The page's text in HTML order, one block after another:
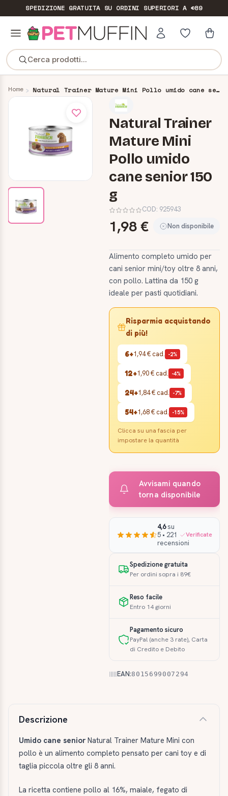
SPEDIZIONE GRATUITASU ORDINI SUPERIORI A €89
Cerca prodotti...
Home Natural Trainer Mature Mini Pollo umido cane senior 150 g
Natural Trainer
Mature Mini
Pollo umido
cane senior 150
g
COD: 925943
1,98 € Non disponibile
Alimento completo umido per
cani senior mini/toy oltre 8 anni,
con pollo. Lattina da 150 g
ideale per pasti quotidiani.
Risparmia acquistando
di più!
6+1,94 €cad. -2%
12+1,90 €cad. -4%
24+1,84 €cad. -7%
54+1,68 €cad. -15%
Clicca su una fascia per
impostare la quantità
Avvisami quando
torna disponibile
4,6su
5 • 221
recensioni
Verificate
Spedizione gratuita
Per ordini sopra i 89€
Reso facile
Entro 14 giorni
Pagamento sicuro
PayPal (anche 3 rate), Carta
di Credito e Debito
EAN:8015699007294
Descrizione
Umido cane senior Natural Trainer Mature Mini con
pollo è un alimento completo pensato per cani toy e di
taglia piccola oltre gli 8 anni.
La ricetta contiene pollo al 16%, maiale, fegato di